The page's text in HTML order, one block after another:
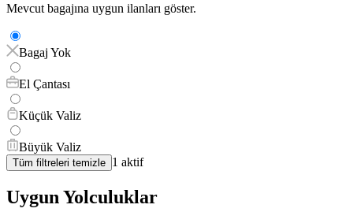
Mevcut bagajına uygun ilanları göster.
Bagaj Yok
El Çantası
Küçük Valiz
Büyük Valiz
Tüm filtreleri temizle 1 aktif
Uygun Yolculuklar